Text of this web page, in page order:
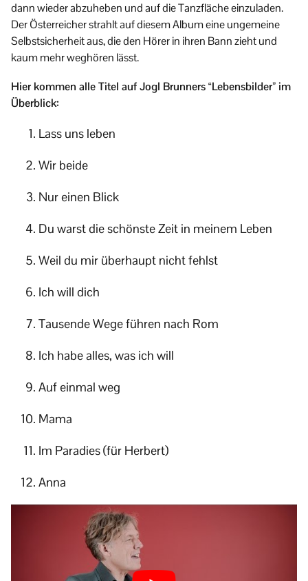
dann wieder abzuheben und auf die Tanzfläche einzuladen.
Der Österreicher strahlt auf diesem Album eine ungemeine
Selbstsicherheit aus, die den Hörer in ihren Bann zieht und
kaum mehr weghören lässt.
Hier kommen alle Titel auf Jogl Brunners “Lebensbilder” im
Überblick:
Lass uns leben
Wir beide
Nur einen Blick
Du warst die schönste Zeit in meinem Leben
Weil du mir überhaupt nicht fehlst
Ich will dich
Tausende Wege führen nach Rom
Ich habe alles, was ich will
Auf einmal weg
Mama
Im Paradies (für Herbert)
Anna